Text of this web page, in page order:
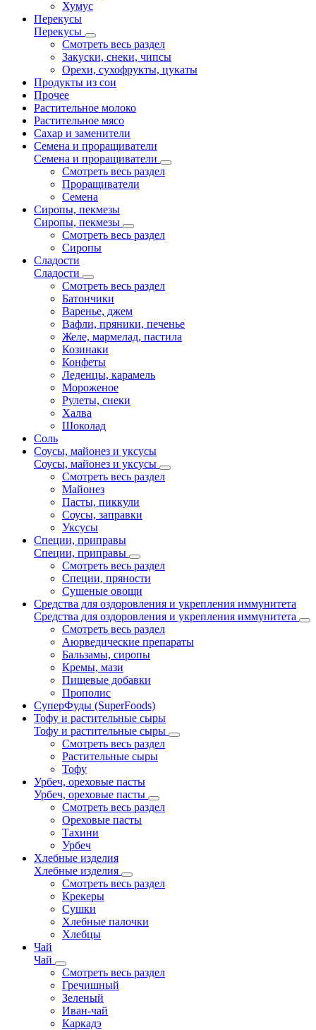
Хумус
Перекусы
Перекусы
Смотреть весь раздел
Закуски, снеки, чипсы
Орехи, сухофрукты, цукаты
Продукты из сои
Прочее
Растительное молоко
Растительное мясо
Сахар и заменители
Семена и проращиватели
Семена и проращиватели
Смотреть весь раздел
Проращиватели
Семена
Сиропы, пекмезы
Сиропы, пекмезы
Смотреть весь раздел
Сиропы
Сладости
Сладости
Смотреть весь раздел
Батончики
Варенье, джем
Вафли, пряники, печенье
Желе, мармелад, пастила
Козинаки
Конфеты
Леденцы, карамель
Мороженое
Рулеты, снеки
Халва
Шоколад
Соль
Соусы, майонез и уксусы
Соусы, майонез и уксусы
Смотреть весь раздел
Майонез
Пасты, пиккули
Соусы, заправки
Уксусы
Специи, приправы
Специи, приправы
Смотреть весь раздел
Специи, пряности
Сушеные овощи
Средства для оздоровления и укрепления иммунитета
Средства для оздоровления и укрепления иммунитета
Смотреть весь раздел
Аюрведические препараты
Бальзамы, сиропы
Кремы, мази
Пищевые добавки
Прополис
СуперФуды (SuperFoods)
Тофу и растительные сыры
Тофу и растительные сыры
Смотреть весь раздел
Растительные сыры
Тофу
Урбеч, ореховые пасты
Урбеч, ореховые пасты
Смотреть весь раздел
Ореховые пасты
Тахини
Урбеч
Хлебные изделия
Хлебные изделия
Смотреть весь раздел
Крекеры
Сушки
Хлебные палочки
Хлебцы
Чай
Чай
Смотреть весь раздел
Гречишный
Зеленый
Иван-чай
Каркадэ